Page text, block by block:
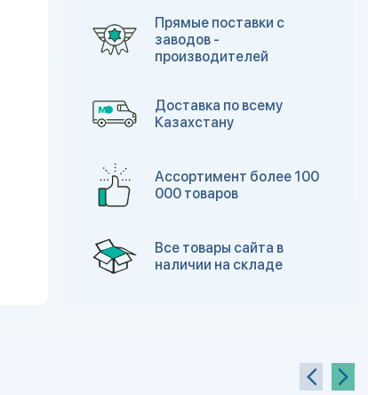
Прямые поставки с
заводов -
производителей
Доставка по всему
Казахстану
Ассортимент более 100
000 товаров
Все товары сайта в
наличии на складе